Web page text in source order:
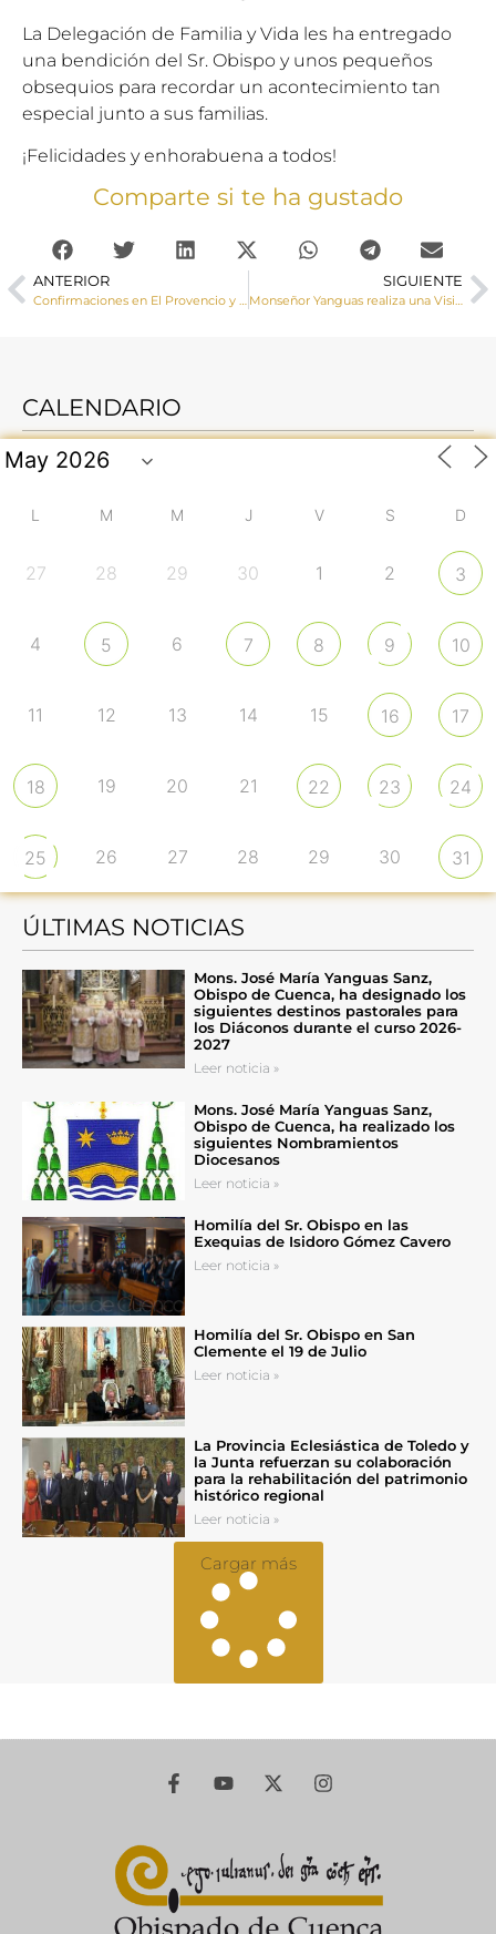
La Delegación de Familia y Vida les ha entregado
una bendición del Sr. Obispo y unos pequeños
obsequios para recordar un acontecimiento tan
especial junto a sus familias.
¡Felicidades y enhorabuena a todos!
Comparte si te ha gustado
ANTERIOR
Confirmaciones en El Provencio y La Alberca de Záncara
SIGUIENTE
Monseñor Yanguas realiza una Visita Pastoral a la localidad de Moya
CALENDARIO
L M M J V S D
27 28 29 30 1 2 3
4 5 6 7 8 9 10
11 12 13 14 15 16 17
18 19 20 21 22 23 24
25 26 27 28 29 30 31
ÚLTIMAS NOTICIAS
Mons. José María Yanguas Sanz,
Obispo de Cuenca, ha designado los
siguientes destinos pastorales para
los Diáconos durante el curso 2026-
2027
Leer noticia »
Mons. José María Yanguas Sanz,
Obispo de Cuenca, ha realizado los
siguientes Nombramientos
Diocesanos
Leer noticia »
Homilía del Sr. Obispo en las
Exequias de Isidoro Gómez Cavero
Leer noticia »
Homilía del Sr. Obispo en San
Clemente el 19 de Julio
Leer noticia »
La Provincia Eclesiástica de Toledo y
la Junta refuerzan su colaboración
para la rehabilitación del patrimonio
histórico regional
Leer noticia »
Cargar más